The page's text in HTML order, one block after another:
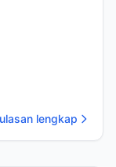
lengkap